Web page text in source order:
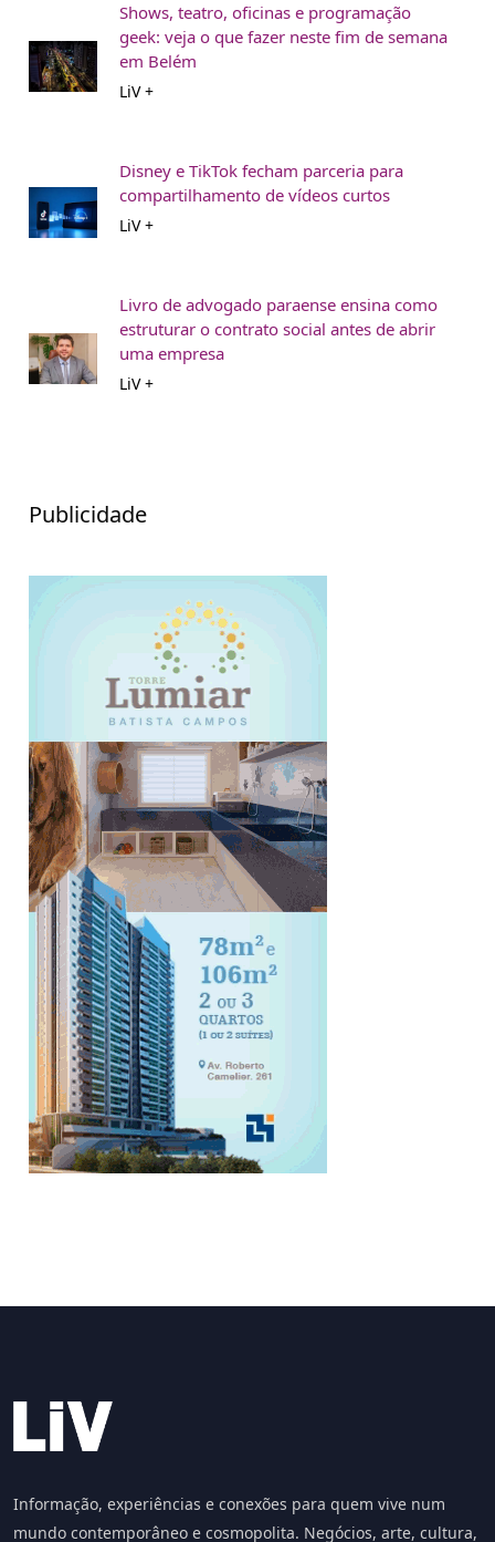
Shows, teatro, oficinas e programação
geek: veja o que fazer neste fim de semana
em Belém
LiV +
Disney e TikTok fecham parceria para
compartilhamento de vídeos curtos
LiV +
Livro de advogado paraense ensina como
estruturar o contrato social antes de abrir
uma empresa
LiV +
Publicidade
Informação, experiências e conexões para quem vive num
mundo contemporâneo e cosmopolita. Negócios, arte, cultura,